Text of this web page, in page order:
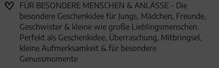
FÜR BESONDERE MENSCHEN & ANLÄSSE - Die
besondere Geschenkidee für Jungs, Mädchen, Freunde,
Geschwister & kleine wie große Lieblingsmenschen.
Perfekt als Geschenkidee, Überraschung, Mitbringsel,
kleine Aufmerksamkeit & für besondere
Genussmomente